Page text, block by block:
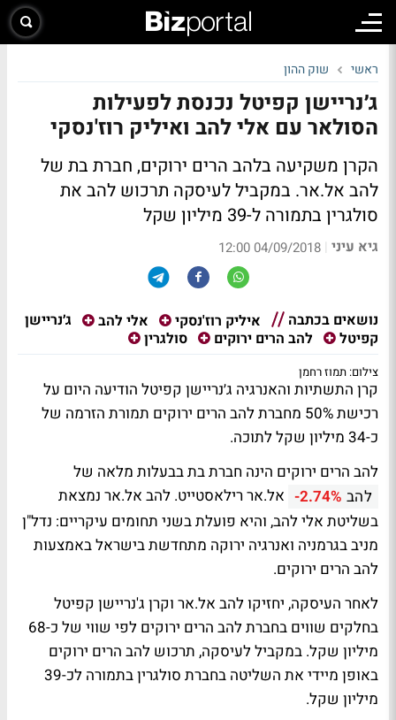
ראשי שוק ההון
ג׳נריישן קפיטל נכנסת לפעילות
הסולאר עם אלי להב ואיליק רוז'נסקי
הקרן משקיעה בלהב הרים ירוקים, חברת בת של
להב אל.אר. במקביל לעיסקה תרכוש להב את
סולגרין בתמורה ל-39 מיליון שקל
גיא עיני |
04/09/2018 12:00
נושאים בכתבה איליק רוז'נסקי אלי להב
ג׳נריישן
קפיטל
להב הרים ירוקים סולגרין
צילום: תמוז רחמן
קרן התשתיות והאנרגיה ג׳נריישן קפיטל הודיעה היום על
רכישת 50% מחברת להב הרים ירוקים תמורת הזרמה של
כ-34 מיליון שקל לתוכה.
להב הרים ירוקים הינה חברת בת בבעלות מלאה של
להב -2.74% אל.אר רילאסטייט. להב אל.אר נמצאת
בשליטת אלי להב, והיא פועלת בשני תחומים עיקריים: נדל"ן
מניב בגרמניה ואנרגיה ירוקה מתחדשת בישראל באמצעות
להב הרים ירוקים.
לאחר העיסקה, יחזיקו להב אל.אר וקרן ג'נריישן קפיטל
בחלקים שווים בחברת להב הרים ירוקים לפי שווי של כ-68
מיליון שקל. במקביל לעיסקה, תרכוש להב הרים ירוקים
באופן מיידי את השליטה בחברת סולגרין בתמורה לכ-39
מיליון שקל.